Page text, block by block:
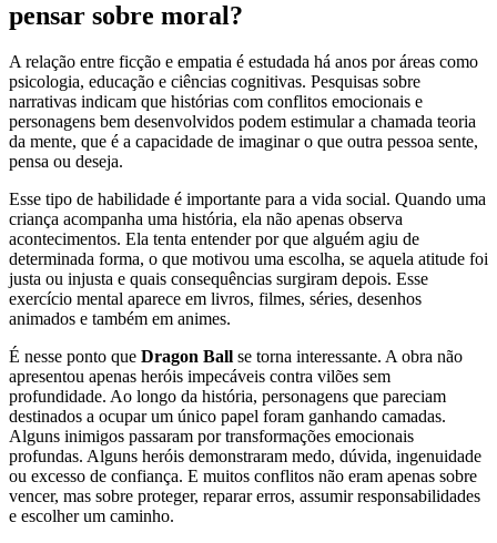
pensar sobre moral?
A relação entre ficção e empatia é estudada há anos por áreas como
psicologia, educação e ciências cognitivas. Pesquisas sobre
narrativas indicam que histórias com conflitos emocionais e
personagens bem desenvolvidos podem estimular a chamada teoria
da mente, que é a capacidade de imaginar o que outra pessoa sente,
pensa ou deseja.
Esse tipo de habilidade é importante para a vida social. Quando uma
criança acompanha uma história, ela não apenas observa
acontecimentos. Ela tenta entender por que alguém agiu de
determinada forma, o que motivou uma escolha, se aquela atitude foi
justa ou injusta e quais consequências surgiram depois. Esse
exercício mental aparece em livros, filmes, séries, desenhos
animados e também em animes.
É nesse ponto que Dragon Ball se torna interessante. A obra não
apresentou apenas heróis impecáveis contra vilões sem
profundidade. Ao longo da história, personagens que pareciam
destinados a ocupar um único papel foram ganhando camadas.
Alguns inimigos passaram por transformações emocionais
profundas. Alguns heróis demonstraram medo, dúvida, ingenuidade
ou excesso de confiança. E muitos conflitos não eram apenas sobre
vencer, mas sobre proteger, reparar erros, assumir responsabilidades
e escolher um caminho.